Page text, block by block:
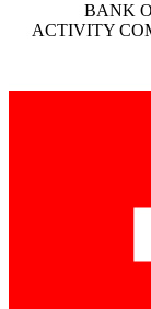
BANK
ACTIVITY